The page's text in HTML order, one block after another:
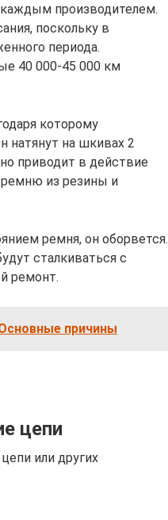
производителем.
поскольку в
периода.
40 000-45 000 км
которому
натянут на шкивах 2
приводит в действие
ремню из резины и
ремня, он оборвется.
сталкиваться с
ремонт.
причины
цепи
или других